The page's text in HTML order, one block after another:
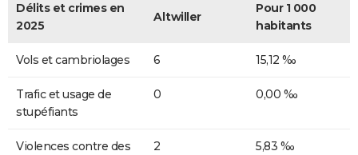
Délits et crimes en
2025
Altwiller
Pour 1 000
habitants
Vols et cambriolages 6 15,12 ‰
Trafic et usage de
stupéfiants
0 0,00 ‰
Violences contre des
2 5,83 ‰